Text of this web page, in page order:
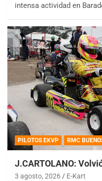
intensa actividad en
PILOTOS EKVP RMC
J.CARTOLANO:
3 agosto, 2026 E-Kart